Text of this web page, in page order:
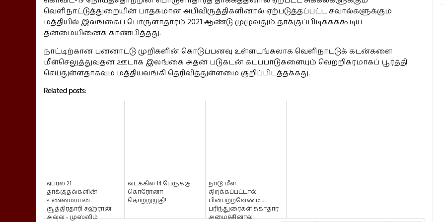
வெளிநாட்டுத்துறையின் பாதகமான அபிவிருத்திகளினால் ஏற்படுத்தப்பட்ட சவால்களுக்கும்
மத்தியில் இலங்கைப் பொருளாதாரம் 2021 ஆண்டு முழுவதும் தாக்குப்பிடிக்கக்கூடிய
தன்மையினைக் காண்பித்தது.
நாட்டிற்கான பன்னாட்டு முறிகளின் கொடுப்பனவு உள்ளடங்கலாக வெளிநாட்டுக் கடன்களை
மீள்செலுத்துவதன் ஊடாக இலங்கை அதன் படுகடன் கடப்பாடுகளையும் வெற்றிகரமாகப் பூர்த்தி
செய்துள்ளதாகவும் மத்தியவங்கி தெரிவித்துள்ளமை குறிப்பிடத்தக்கது.
Related posts:
ஏப்ரல் 21
தாக்குதல்களின்
உண்மையான
சூத்திரதாரி சஹ்ரான்
அல்ல - முஸ்லிம்
வடக்கில் 14 பேருக்கு
கொரோனா
தொற்றுறுதி!
நாடு மீள
திறக்கப்பட்டால்
பின்பற்றவேண்டிய
பரிந்துரைகள் சுகாதார
அமைச்சினால்